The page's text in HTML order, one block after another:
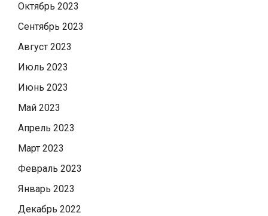
Октябрь 2023
Сентябрь 2023
Август 2023
Июль 2023
Июнь 2023
Май 2023
Апрель 2023
Март 2023
Февраль 2023
Январь 2023
Декабрь 2022